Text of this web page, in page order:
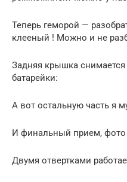
Теперь геморой —
клееный ! Можно и не
Задняя крышка
батарейки:
А вот остальную часть я
И финальный прием, фото
Двумя отвертками